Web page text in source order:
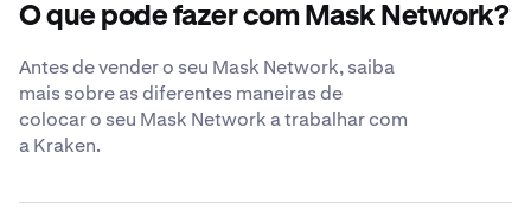
O que pode fazer com Mask Network?
Antes de vender o seu Mask Network, saiba
mais sobre as diferentes maneiras de
colocar o seu Mask Network a trabalhar com
a Kraken.